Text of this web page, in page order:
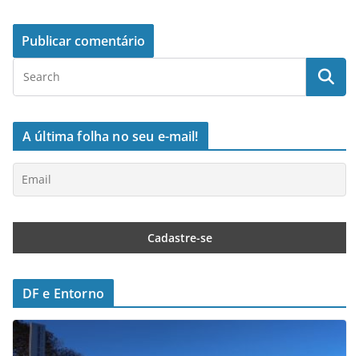
A última folha no seu e-mail!
DF e Entorno